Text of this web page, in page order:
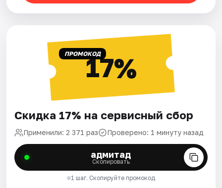
ПРОМОКОД17%
Скидка 17% на сервисный сбор
Применили: 2 371 раз Проверено: 1 минуту назад
адмитад
Скопировать
1 шаг. Скопируйте промокод